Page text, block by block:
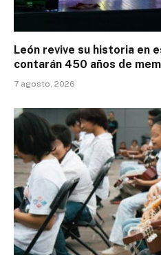
León revive su historia en
contarán 450 años de
7 agosto, 2026